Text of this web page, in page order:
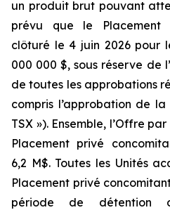
un produit brut pouvant
prévu que le Placement
clôturé le 4 juin 2026 pour
000 000 $, sous réserve de
de toutes les approbations
compris l’approbation de
TSX »). Ensemble, l’Offre
Placement privé
6,2 M$. Toutes les Unités
Placement privé
période de détention